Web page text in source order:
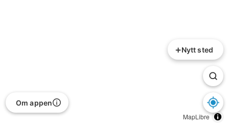
MapLibre
+Nytt sted
Om appen